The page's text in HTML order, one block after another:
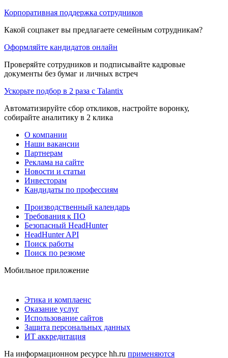
Корпоративная поддержка сотрудников
Какой соцпакет вы предлагаете семейным сотрудникам?
Оформляйте кандидатов онлайн
Проверяйте сотрудников и подписывайте кадровые
документы без бумаг и личных встреч
Ускорьте подбор в 2 раза с Talantix
Автоматизируйте сбор откликов, настройте воронку,
собирайте аналитику в 2 клика
О компании
Наши вакансии
Партнерам
Реклама на сайте
Новости и статьи
Инвесторам
Кандидаты по профессиям
Производственный календарь
Требования к ПО
Безопасный HeadHunter
HeadHunter API
Поиск работы
Поиск по резюме
Мобильное приложение
Этика и комплаенс
Оказание услуг
Использование сайтов
Защита персональных данных
ИТ аккредитация
На информационном ресурсе hh.ru применяются